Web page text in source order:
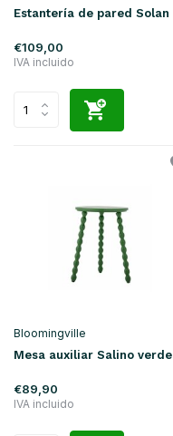
Estantería de pared Solan
€109,00
IVA incluido
Bloomingville
Mesa auxiliar Salino verde
€89,90
IVA incluido